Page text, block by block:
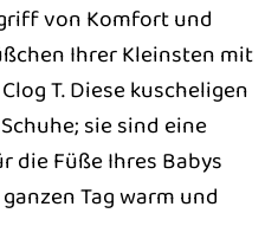
von Komfort und
Ihrer Kleinsten mit
T. Diese kuscheligen
sie sind eine
die Füße Ihres Babys
Tag warm und